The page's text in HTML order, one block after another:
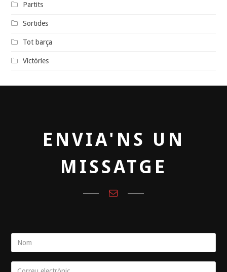
Partits
Sortides
Tot barça
Victòries
ENVIA'NS UN
MISSATGE